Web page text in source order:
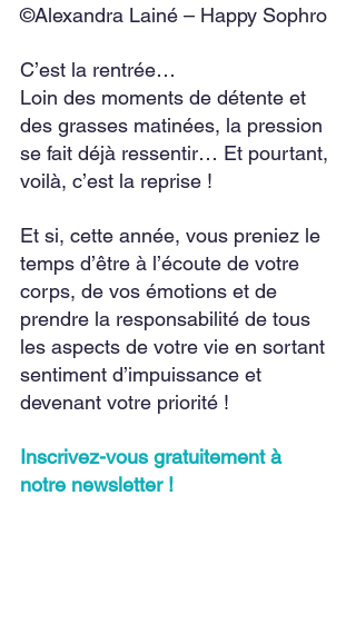
©Alexandra Lainé – Happy Sophro
C’est la rentrée…
Loin des moments de détente et
des grasses matinées, la pression
se fait déjà ressentir… Et pourtant,
voilà, c’est la reprise !
Et si, cette année, vous preniez le
temps d’être à l’écoute de votre
corps, de vos émotions et de
prendre la responsabilité de tous
les aspects de votre vie en sortant
sentiment d’impuissance et
devenant votre priorité !
Inscrivez-vous gratuitement à
notre newsletter !